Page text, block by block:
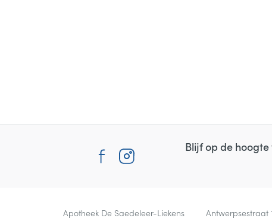
Blijf op de
Contacteer ons
Apotheek De Saedeleer-Liekens Antwerpsestraat